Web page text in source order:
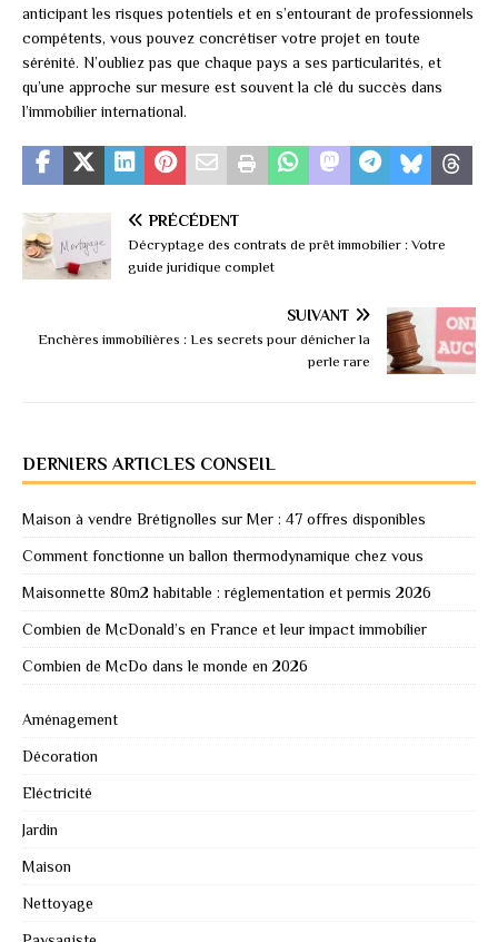
anticipant les risques potentiels et en s’entourant de professionnels
compétents, vous pouvez concrétiser votre projet en toute
sérénité. N’oubliez pas que chaque pays a ses particularités, et
qu’une approche sur mesure est souvent la clé du succès dans
l’immobilier international.
PRÉCÉDENT
Décryptage des contrats de prêt immobilier : Votre
guide juridique complet
SUIVANT
Enchères immobilières : Les secrets pour dénicher la
perle rare
DERNIERS ARTICLES CONSEIL
Maison à vendre Brétignolles sur Mer : 47 offres disponibles
Comment fonctionne un ballon thermodynamique chez vous
Maisonnette 80m2 habitable : réglementation et permis 2026
Combien de McDonald’s en France et leur impact immobilier
Combien de McDo dans le monde en 2026
Aménagement
Décoration
Eléctricité
Jardin
Maison
Nettoyage